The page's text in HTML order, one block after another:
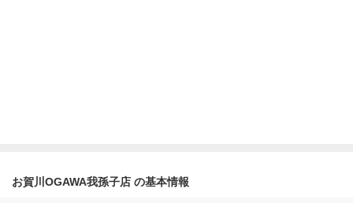
お賀川OGAWA我孫子店 の基本情報